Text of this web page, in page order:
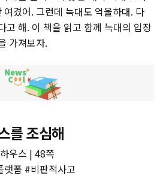
겼어. 그런데 늑대도 억울하대. 다
고 해. 이 책을 읽고 함께 늑대의 입장
가져보자.
를 조심해
우스 | 48쪽‌‌‌
폼 #비판적사고